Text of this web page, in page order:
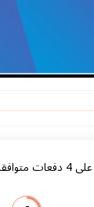
4 دفعات